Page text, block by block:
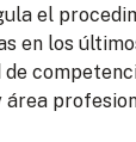
el
en los
de